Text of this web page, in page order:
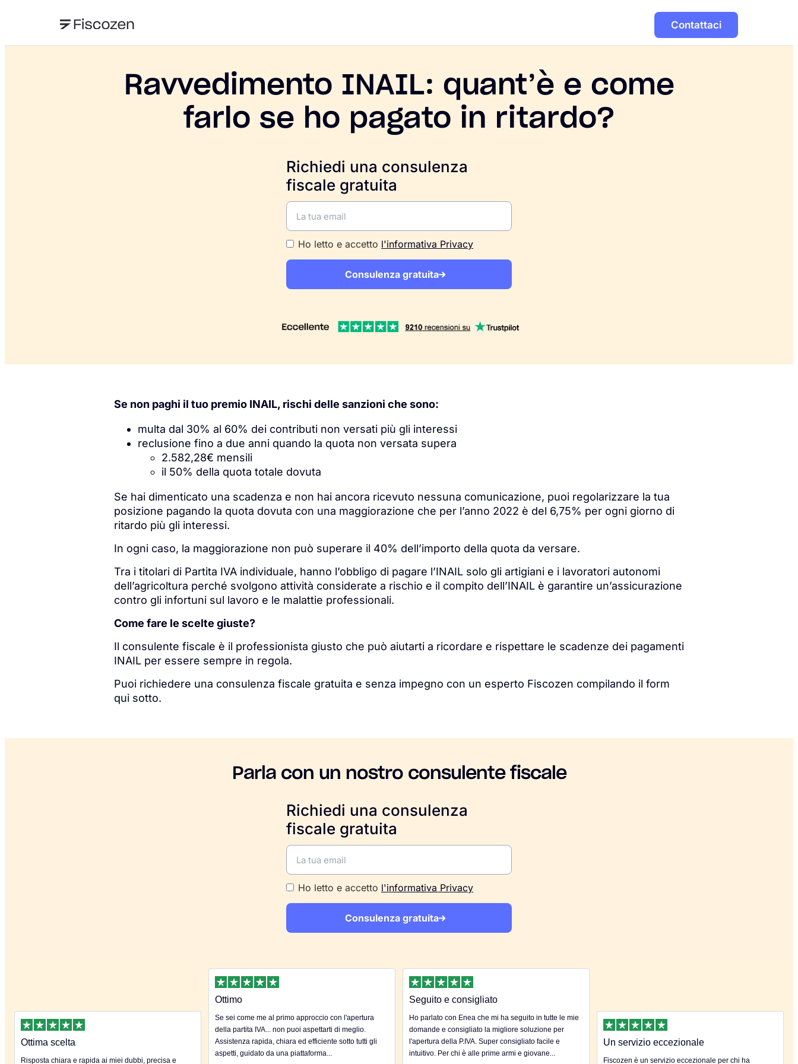
Contattaci
Ravvedimento INAIL: quant’è e come
farlo se ho pagato in ritardo?
Richiedi una consulenza
fiscale gratuita
Ho letto e accetto l'informativa Privacy
Consulenza gratuita
Se non paghi il tuo premio INAIL, rischi delle sanzioni che sono:
multa dal 30% al 60% dei contributi non versati più gli interessi
reclusione fino a due anni quando la quota non versata supera
2.582,28€ mensili
il 50% della quota totale dovuta
Se hai dimenticato una scadenza e non hai ancora ricevuto nessuna comunicazione, puoi regolarizzare la tua
posizione pagando la quota dovuta con una maggiorazione che per l’anno 2022 è del 6,75% per ogni giorno di
ritardo più gli interessi.
In ogni caso, la maggiorazione non può superare il 40% dell’importo della quota da versare.
Tra i titolari di Partita IVA individuale, hanno l’obbligo di pagare l’INAIL solo gli artigiani e i lavoratori autonomi
dell’agricoltura perché svolgono attività considerate a rischio e il compito dell’INAIL è garantire un’assicurazione
contro gli infortuni sul lavoro e le malattie professionali.
Come fare le scelte giuste?
Il consulente fiscale è il professionista giusto che può aiutarti a ricordare e rispettare le scadenze dei pagamenti
INAIL per essere sempre in regola.
Puoi richiedere una consulenza fiscale gratuita e senza impegno con un esperto Fiscozen compilando il form
qui sotto.
Parla con un nostro consulente fiscale
Richiedi una consulenza
fiscale gratuita
Ho letto e accetto l'informativa Privacy
Consulenza gratuita
Ottima scelta
Risposta chiara e rapida ai miei dubbi, precisa e
Ottimo
Se sei come me al primo approccio con l'apertura
della partita IVA... non puoi aspettarti di meglio.
Assistenza rapida, chiara ed efficiente sotto tutti gli
aspetti, guidato da una piattaforma...
Seguito e consigliato
Ho parlato con Enea che mi ha seguito in tutte le mie
domande e consigliato la migliore soluzione per
l'apertura della P.IVA. Super consigliato facile e
intuitivo. Per chi è alle prime armi e giovane...
Un servizio eccezionale
Fiscozen è un servizio eccezionale per chi ha